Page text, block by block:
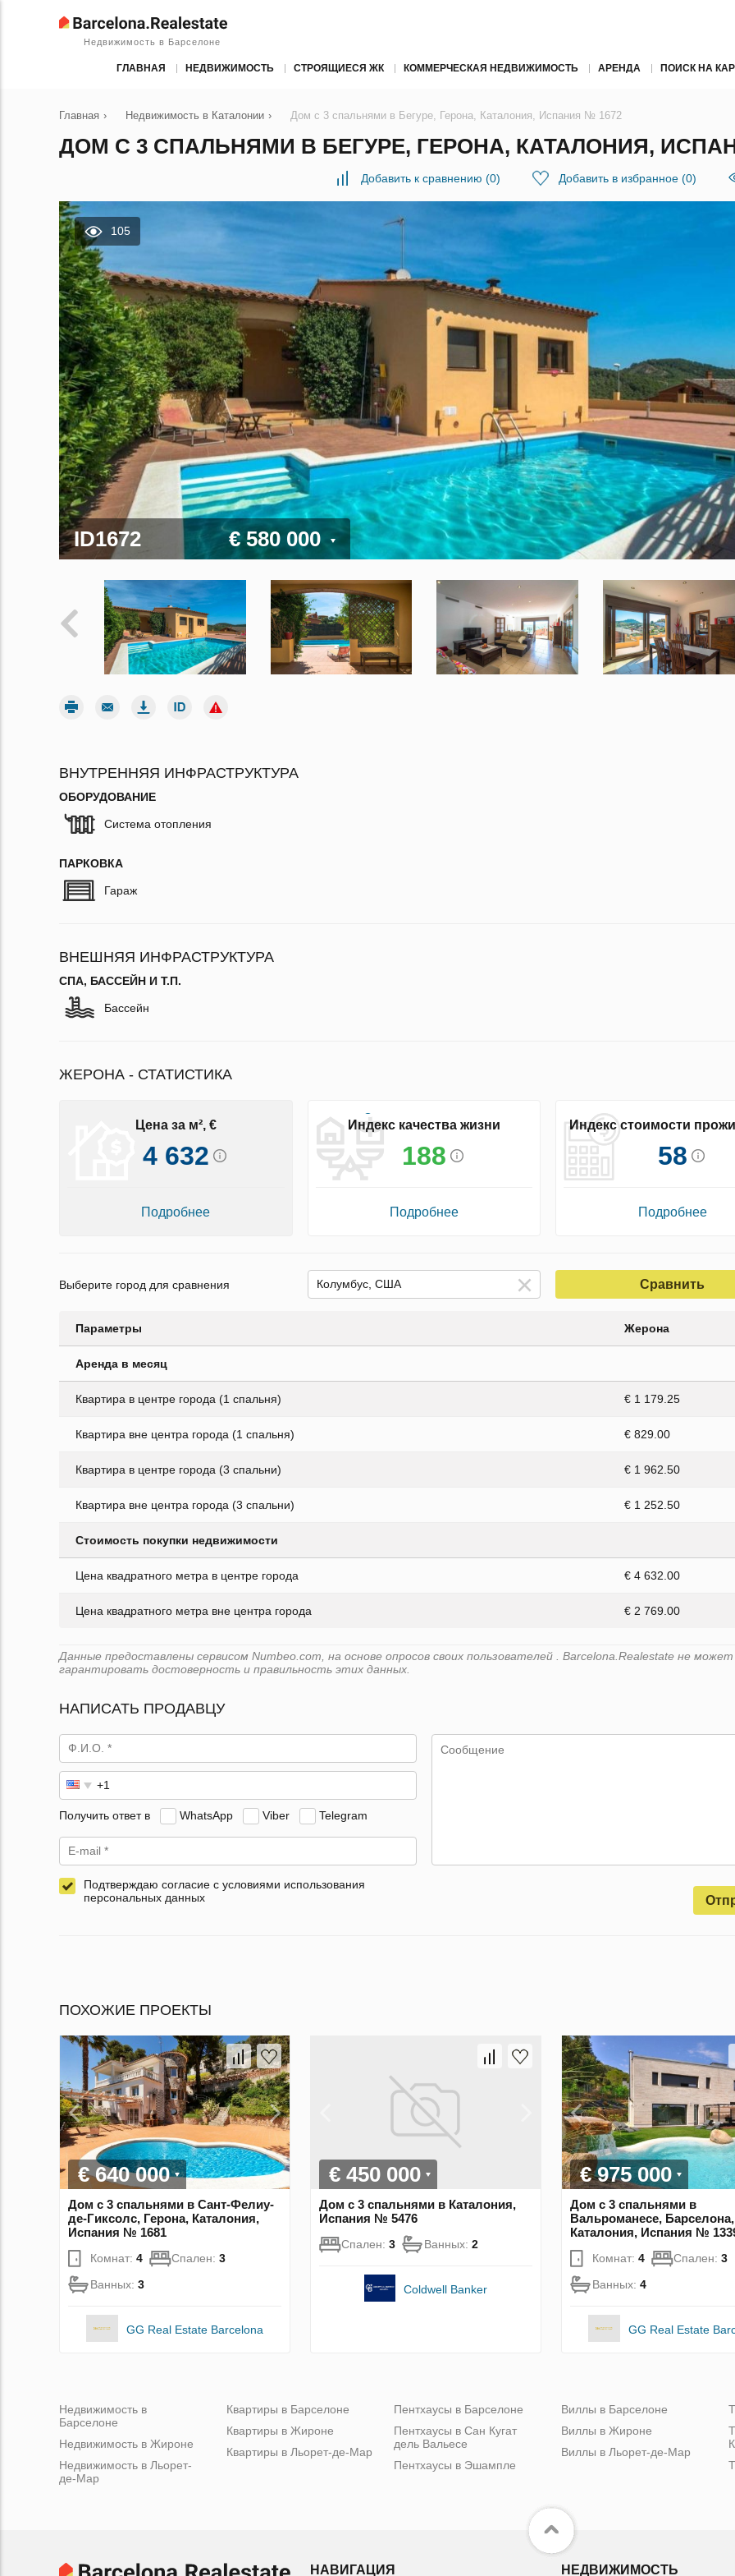
Недвижимость в Барселоне
ГЛАВНАЯ НЕДВИЖИМОСТЬ СТРОЯЩИЕСЯ ЖК КОММЕРЧЕСКАЯ НЕДВИЖИМОСТЬ АРЕНДА ПОИСК НА
Главная › Недвижимость в Каталонии › Дом с 3 спальнями в Бегуре, Герона, Каталония, Испания № 1672
ДОМ С 3 СПАЛЬНЯМИ В БЕГУРЕ, ГЕРОНА, КАТАЛОНИЯ,
Добавить к сравнению (0) Добавить в избранное (0)
105
ID1672 € 580 000
ВНУТРЕННЯЯ ИНФРАСТРУКТУРА
ОБОРУДОВАНИЕ
Система отопления
ПАРКОВКА
Гараж
ВНЕШНЯЯ ИНФРАСТРУКТУРА
СПА, БАССЕЙН И Т.П.
Бассейн
ЖЕРОНА - СТАТИСТИКА
Цена за м², €
4 632
Подробнее
Индекс качества жизни
188
Подробнее
Индекс стоимости
58
Подробнее
Выберите город для сравнения Сравнить
Параметры Жерона
Аренда в месяц
Квартира в центре города (1 спальня) € 1 179.25
Квартира вне центра города (1 спальня) € 829.00
Квартира в центре города (3 спальни) € 1 962.50
Квартира вне центра города (3 спальни) € 1 252.50
Стоимость покупки недвижимости
Цена квадратного метра в центре города € 4 632.00
Цена квадратного метра вне центра города € 2 769.00
Данные предоставлены сервисом Numbeo.com, на основе опросов своих пользователей . Barcelona.Realestate не может
гарантировать достоверность и правильность этих данных.
НАПИСАТЬ ПРОДАВЦУ
Получить ответ в WhatsApp Viber Telegram
Подтверждаю согласие с условиями использования
персональных данных
ПОХОЖИЕ ПРОЕКТЫ
€ 640 000
Дом с 3 спальнями в Сант-Фелиу-
де-Гиксолс, Герона, Каталония,
Испания № 1681
Комнат: 4 Спален: 3
Ванных: 3
GG Real Estate Barcelona
€ 450 000
Дом с 3 спальнями в Каталония,
Испания № 5476
Спален: 3 Ванных: 2
Coldwell Banker
€ 975 000
Дом с 3 спальнями в
Вальроманесе, Барселона,
Каталония, Испания №
Комнат: 4 Спален: 3
Ванных: 4
GG Real Estate
Недвижимость в
Барселоне
Недвижимость в Жироне
Недвижимость в Льорет-
де-Мар
Квартиры в Барселоне
Квартиры в Жироне
Квартиры в Льорет-де-Мар
Пентхаусы в Барселоне
Пентхаусы в Сан Кугат
дель Вальесе
Пентхаусы в Эшампле
Виллы в Барселоне
Виллы в Жироне
Виллы в Льорет-де-Мар
НАВИГАЦИЯ НЕДВИЖИМОСТЬ